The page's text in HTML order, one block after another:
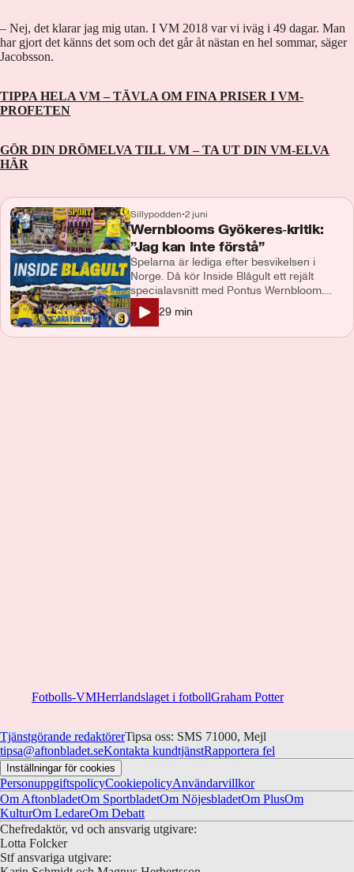
– Nej, det klarar jag mig utan. I VM 2018 var vi iväg i 49 dagar. Man
har gjort det känns det som och det går åt nästan en hel sommar, säger
Jacobsson.
TIPPA HELA VM – TÄVLA OM FINA PRISER I VM-
PROFETEN
GÖR DIN DRÖMELVA TILL VM – TA UT DIN VM-ELVA
HÄR
Sillypodden•2 juni
Wernblooms Gyökeres‑kritik:
”Jag kan inte förstå”
Spelarna är lediga efter besvikelsen i
Norge. Då kör Inside Blågult ett rejält
specialavsnitt med Pontus Wernbloom.
*Vilka spelare mår sämst efter förlusten?
”Det fanns några som verkligen förstörde
29 min
Fotbolls-VMHerrlandslaget i fotbollGraham Potter
Tjänstgörande redaktörerTipsa oss: SMS 71000, Mejl
tipsa@aftonbladet.seKontakta kundtjänstRapportera fel
Inställningar för cookies
PersonuppgiftspolicyCookiepolicyAnvändarvillkor
Om AftonbladetOm SportbladetOm NöjesbladetOm PlusOm
KulturOm LedareOm Debatt
Chefredaktör, vd och ansvarig utgivare:
Lotta Folcker
Stf ansvariga utgivare: